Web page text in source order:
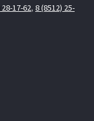
17-62, 8 (8512) 25-